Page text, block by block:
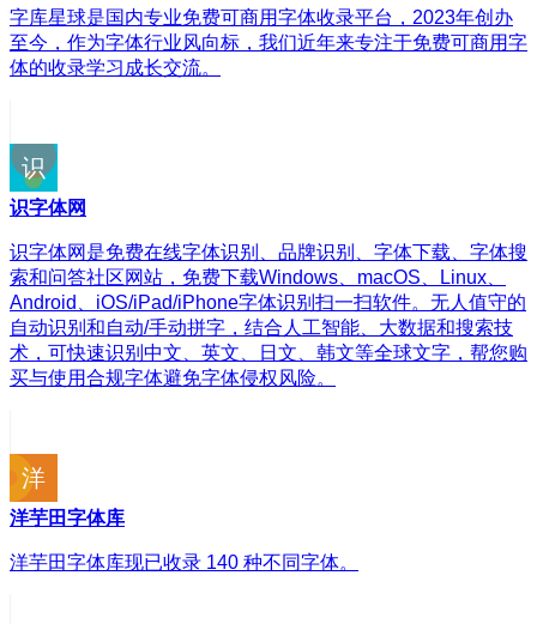
字库星球是国内专业免费可商用字体收录平台，2023年创办
至今，作为字体行业风向标，我们近年来专注于免费可商用字
体的收录学习成长交流。
识字体网
识字体网是免费在线字体识别、品牌识别、字体下载、字体搜
索和问答社区网站，免费下载Windows、macOS、Linux、
Android、iOS/iPad/iPhone字体识别扫一扫软件。无人值守的
自动识别和自动/手动拼字，结合人工智能、大数据和搜索技
术，可快速识别中文、英文、日文、韩文等全球文字，帮您购
买与使用合规字体避免字体侵权风险。
洋芋田字体库
洋芋田字体库现已收录 140 种不同字体。